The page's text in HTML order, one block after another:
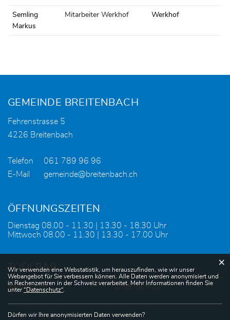
Semling
Markus
Mitarbeiter Werkhof Werkhof
Fusszeile
GEMEINDE BREITENBACH
Fehrenstrasse 5
4226 Breitenbach
Telefon
061 789 96 96
E-Mail
gemeinde@breitenbach.ch
ÖFFNUNGSZEITEN
Dienstag 08.00 - 11.30 | 13.30 - 18.30 Uhr
Mittwoch 08.00 - 11.30 | 13.30 - 17.00 Uhr
TOOLBAR
Impressum Datenschutz
Webstatistik
Wir verwenden eine Webstatistik, um herauszufinden, wie wir unser
Webangebot für Sie verbessern können. Alle Daten werden anonymisiert und
in Rechenzentren in der Schweiz verarbeitet. Mehr Informationen finden Sie
unter“Datenschutz“.
Dürfen wir Ihre anonymisierten Daten verwenden?
×